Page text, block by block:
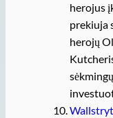
herojus
prekiuja
herojų